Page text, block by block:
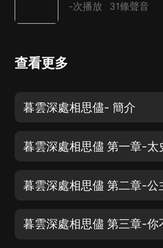
-次播放 31條聲音
查看更多
暮雲深處相思儘- 簡介
暮雲深處相思儘 第一章-太
暮雲深處相思儘 第三章-你